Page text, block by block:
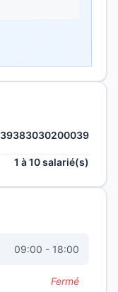
39383030200039
1 à 10 salarié(s)
09:00 - 18:00
Fermé